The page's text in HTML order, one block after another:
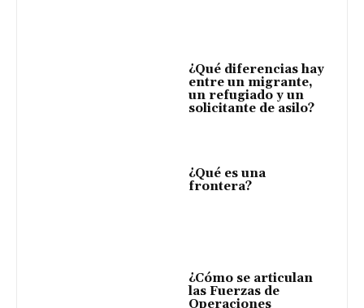
¿Qué diferencias hay
entre un migrante,
un refugiado y un
solicitante de asilo?
¿Qué es una
frontera?
¿Cómo se articulan
las Fuerzas de
Operaciones